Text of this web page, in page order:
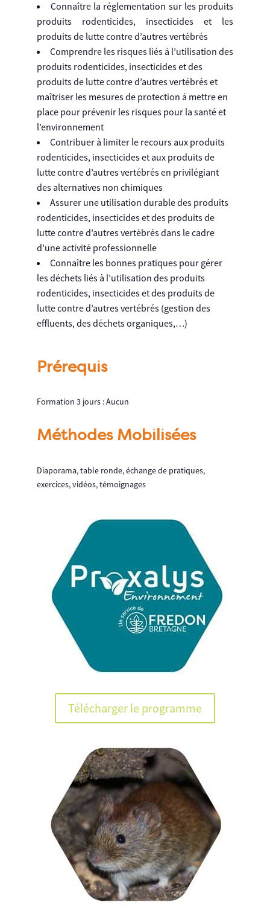
Connaître la réglementation sur les produits
produits rodenticides, insecticides et les
produits de lutte contre d’autres vertébrés
Comprendre les risques liés à l’utilisation des
produits rodenticides, insecticides et des
produits de lutte contre d’autres vertébrés et
maîtriser les mesures de protection à mettre en
place pour prévenir les risques pour la santé et
l’environnement
Contribuer à limiter le recours aux produits
rodenticides, insecticides et aux produits de
lutte contre d’autres vertébrés en privilégiant
des alternatives non chimiques
Assurer une utilisation durable des produits
rodenticides, insecticides et des produits de
lutte contre d’autres vertébrés dans le cadre
d’une activité professionnelle
Connaître les bonnes pratiques pour gérer
les déchets liés à l’utilisation des produits
rodenticides, insecticides et des produits de
lutte contre d’autres vertébrés (gestion des
effluents, des déchets organiques,…)
Prérequis
Formation 3 jours : Aucun
Méthodes Mobilisées
Diaporama, table ronde, échange de pratiques,
exercices, vidéos, témoignages
Télécharger le programme